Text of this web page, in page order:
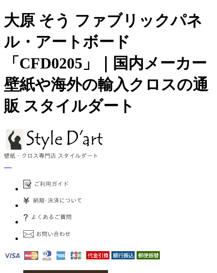
大原 そう ファブリックパネ
ル・アートボード
「CFD0205」｜国内メーカー
壁紙や海外の輸入クロスの通
販 スタイルダート